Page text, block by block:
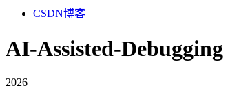
CSDN博客
AI-Assisted-Debugging
2026